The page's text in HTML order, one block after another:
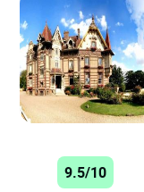
9.5/10